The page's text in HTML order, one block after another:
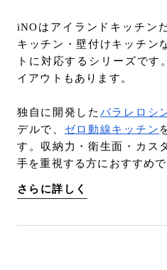
iNOはアイランドキッチン
キッチン・壁付けキッチン
トに対応するシリーズで
イアウトもあります。
独自に開発した パラレロシ
デルで、 ゼロ動線キッチン
す。収納力・衛生面・カス
手を重視する方におすすめで
さらに詳しく